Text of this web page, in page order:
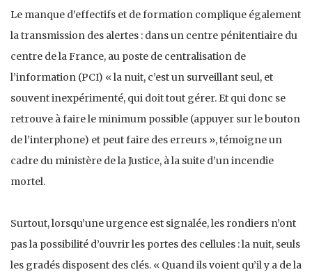
Le manque d’effectifs et de formation complique également
la transmission des alertes : dans un centre pénitentiaire du
centre de la France, au poste de centralisation de
l’information (PCI) « la nuit, c’est un surveillant seul, et
souvent inexpérimenté, qui doit tout gérer. Et qui donc se
retrouve à faire le minimum possible (appuyer sur le bouton
de l’interphone) et peut faire des erreurs », témoigne un
cadre du ministère de la Justice, à la suite d’un incendie
mortel.
Surtout, lorsqu’une urgence est signalée, les rondiers n’ont
pas la possibilité d’ouvrir les portes des cellules : la nuit, seuls
les gradés disposent des clés. « Quand ils voient qu’il y a de la